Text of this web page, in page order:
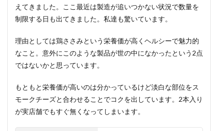
えてきました。ここ最近は製造が追いつかない状況で数量を
制限する日も出てきました。私達も驚いています。
理由としては鶏ささみという栄養価が高くヘルシーで魅力的
なこと。意外にこのような製品が世の中になかったという2点
ではないかと思っています。
もともと栄養価が高いのは分かっているけど淡白な部位をス
モークチーズと合わせることでコクを出しています。2本入り
が実店舗でもすぐ無くなってしまいます。